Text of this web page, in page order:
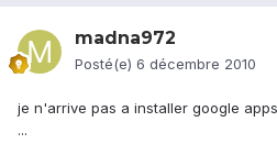
madna972
Posté(e) 6 décembre 2010
je n'arrive pas a installer google
...